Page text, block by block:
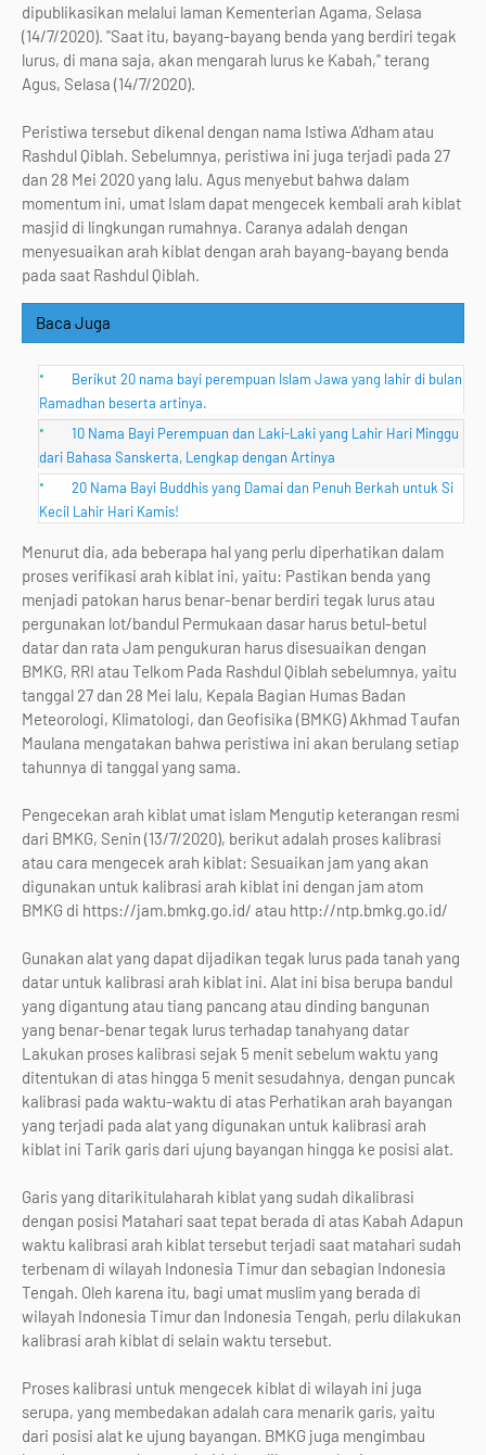
dipublikasikan melalui laman Kementerian Agama, Selasa
(14/7/2020). "Saat itu, bayang-bayang benda yang berdiri tegak
lurus, di mana saja, akan mengarah lurus ke Kabah," terang
Agus, Selasa (14/7/2020).
Peristiwa tersebut dikenal dengan nama Istiwa A'dham atau
Rashdul Qiblah. Sebelumnya, peristiwa ini juga terjadi pada 27
dan 28 Mei 2020 yang lalu. Agus menyebut bahwa dalam
momentum ini, umat Islam dapat mengecek kembali arah kiblat
masjid di lingkungan rumahnya. Caranya adalah dengan
menyesuaikan arah kiblat dengan arah bayang-bayang benda
pada saat Rashdul Qiblah.
Baca Juga
Berikut 20 nama bayi perempuan Islam Jawa yang lahir di bulan
Ramadhan beserta artinya.
10 Nama Bayi Perempuan dan Laki-Laki yang Lahir Hari Minggu
dari Bahasa Sanskerta, Lengkap dengan Artinya
20 Nama Bayi Buddhis yang Damai dan Penuh Berkah untuk Si
Kecil Lahir Hari Kamis!
Menurut dia, ada beberapa hal yang perlu diperhatikan dalam
proses verifikasi arah kiblat ini, yaitu: Pastikan benda yang
menjadi patokan harus benar-benar berdiri tegak lurus atau
pergunakan lot/bandul Permukaan dasar harus betul-betul
datar dan rata Jam pengukuran harus disesuaikan dengan
BMKG, RRI atau Telkom Pada Rashdul Qiblah sebelumnya, yaitu
tanggal 27 dan 28 Mei lalu, Kepala Bagian Humas Badan
Meteorologi, Klimatologi, dan Geofisika (BMKG) Akhmad Taufan
Maulana mengatakan bahwa peristiwa ini akan berulang setiap
tahunnya di tanggal yang sama.
Pengecekan arah kiblat umat islam Mengutip keterangan resmi
dari BMKG, Senin (13/7/2020), berikut adalah proses kalibrasi
atau cara mengecek arah kiblat: Sesuaikan jam yang akan
digunakan untuk kalibrasi arah kiblat ini dengan jam atom
BMKG di https://jam.bmkg.go.id/ atau http://ntp.bmkg.go.id/
Gunakan alat yang dapat dijadikan tegak lurus pada tanah yang
datar untuk kalibrasi arah kiblat ini. Alat ini bisa berupa bandul
yang digantung atau tiang pancang atau dinding bangunan
yang benar-benar tegak lurus terhadap tanahyang datar
Lakukan proses kalibrasi sejak 5 menit sebelum waktu yang
ditentukan di atas hingga 5 menit sesudahnya, dengan puncak
kalibrasi pada waktu-waktu di atas Perhatikan arah bayangan
yang terjadi pada alat yang digunakan untuk kalibrasi arah
kiblat ini Tarik garis dari ujung bayangan hingga ke posisi alat.
Garis yang ditarikitulaharah kiblat yang sudah dikalibrasi
dengan posisi Matahari saat tepat berada di atas Kabah Adapun
waktu kalibrasi arah kiblat tersebut terjadi saat matahari sudah
terbenam di wilayah Indonesia Timur dan sebagian Indonesia
Tengah. Oleh karena itu, bagi umat muslim yang berada di
wilayah Indonesia Timur dan Indonesia Tengah, perlu dilakukan
kalibrasi arah kiblat di selain waktu tersebut.
Proses kalibrasi untuk mengecek kiblat di wilayah ini juga
serupa, yang membedakan adalah cara menarik garis, yaitu
dari posisi alat ke ujung bayangan. BMKG juga mengimbau